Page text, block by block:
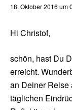
18. Oktober 2016 um
Hi Christof,
schön, hast Du
erreicht.
an Deiner Reise
täglichen